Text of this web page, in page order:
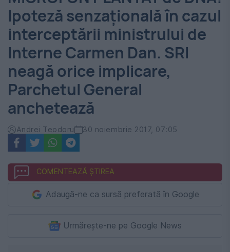
Evenimentul
Zilei
Ipoteză senzațională în cazul
interceptării ministrului de
Interne Carmen Dan. SRI
neagă orice implicare,
Parchetul General
anchetează
Andrei Teodoru 30 noiembrie 2017, 07:05
COMENTEAZĂ ȘTIREA
Adaugă-ne ca sursă preferată în Google
Urmărește-ne pe Google News